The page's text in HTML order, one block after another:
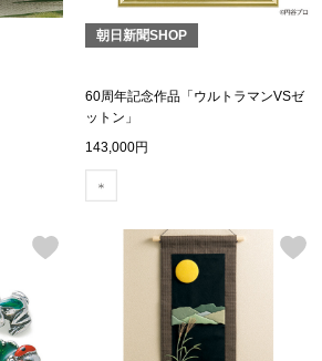
パンツ／スラ
その他
ルーム･アン
朝日新聞SHOP
60周年記念作品「ウルトラマンVSゼ
ットン」
143,000円